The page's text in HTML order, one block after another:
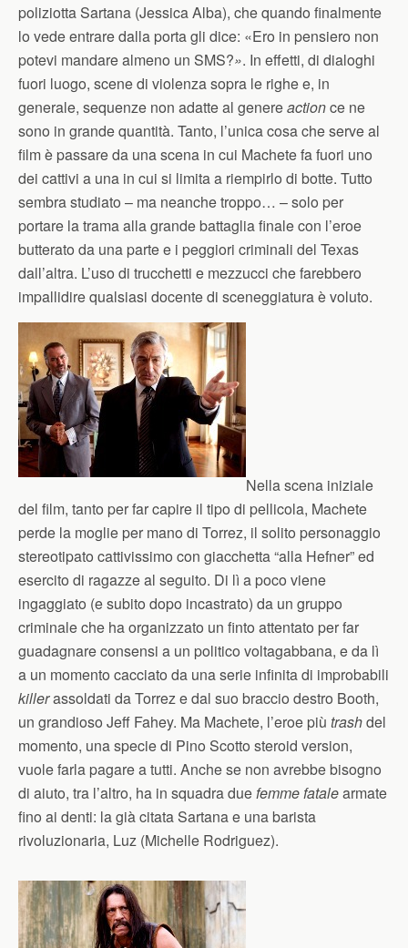
poliziotta Sartana (Jessica Alba), che quando finalmente
lo vede entrare dalla porta gli dice: «Ero in pensiero non
potevi mandare almeno un SMS?». In effetti, di dialoghi
fuori luogo, scene di violenza sopra le righe e, in
generale, sequenze non adatte al genereactionce ne
sono in grande quantità. Tanto, l’unica cosa che serve al
film è passare da una scena in cui Machete fa fuori uno
dei cattivi a una in cui si limita a riempirlo di botte. Tutto
sembra studiato – ma neanche troppo… – solo per
portare la trama alla grande battaglia finale con l’eroe
butterato da una parte e i peggiori criminali del Texas
dall’altra. L’uso di trucchetti e mezzucci che farebbero
impallidire qualsiasi docente di sceneggiatura è voluto.
Nella scena iniziale
del film, tanto per far capire il tipo di pellicola, Machete
perde la moglie per mano di Torrez, il solito personaggio
stereotipato cattivissimo con giacchetta “alla Hefner” ed
esercito di ragazze al seguito. Di lì a poco viene
ingaggiato (e subito dopo incastrato) da un gruppo
criminale che ha organizzato un finto attentato per far
guadagnare consensi a un politico voltagabbana, e da lì
a un momento cacciato da una serie infinita di improbabili
killerassoldati da Torrez e dal suo braccio destro Booth,
un grandioso Jeff Fahey. Ma Machete, l’eroe più trashdel
momento, una specie di Pino Scotto steroid version,
vuole farla pagare a tutti. Anche se non avrebbe bisogno
di aiuto, tra l’altro, ha in squadra duefemme fatalearmate
fino ai denti: la già citata Sartana e una barista
rivoluzionaria, Luz (Michelle Rodriguez).